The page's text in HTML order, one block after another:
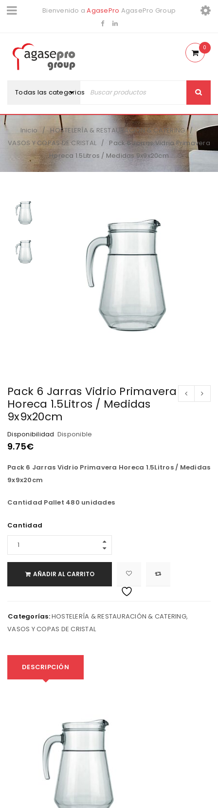
Bienvenido aAgasePro AgasePro Group
Todas las categorias
0
Inicio / HOSTELERÍA & RESTAURACIÓN & CATERING /
VASOS Y COPAS DE CRISTAL /
Pack 6 Jarras Vidrio Primavera
Horeca 1.5Litros / Medidas 9x9x20cm
Pack 6 Jarras Vidrio Primavera
Horeca 1.5Litros / Medidas
9x9x20cm
Disponibilidad Disponible
9.75€
Pack 6 Jarras Vidrio Primavera Horeca 1.5Litros / Medidas
9x9x20cm
Cantidad Pallet 480 unidades
Cantidad
AÑADIR AL CARRITO
Categorías:HOSTELERÍA & RESTAURACIÓN & CATERING,
VASOS Y COPAS DE CRISTAL
DESCRIPCIÓN